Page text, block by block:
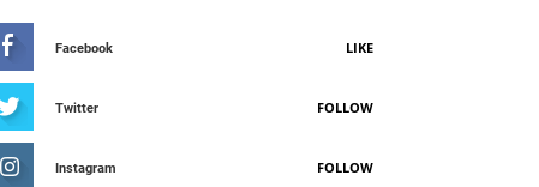
Facebook LIKE
Twitter FOLLOW
Instagram FOLLOW